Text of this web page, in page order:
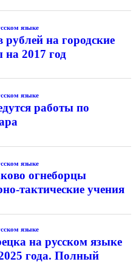
языке
на городские
2017 год
языке
работы по
языке
огнеборцы
тактические учения
языке
на русском языке
года. Полный